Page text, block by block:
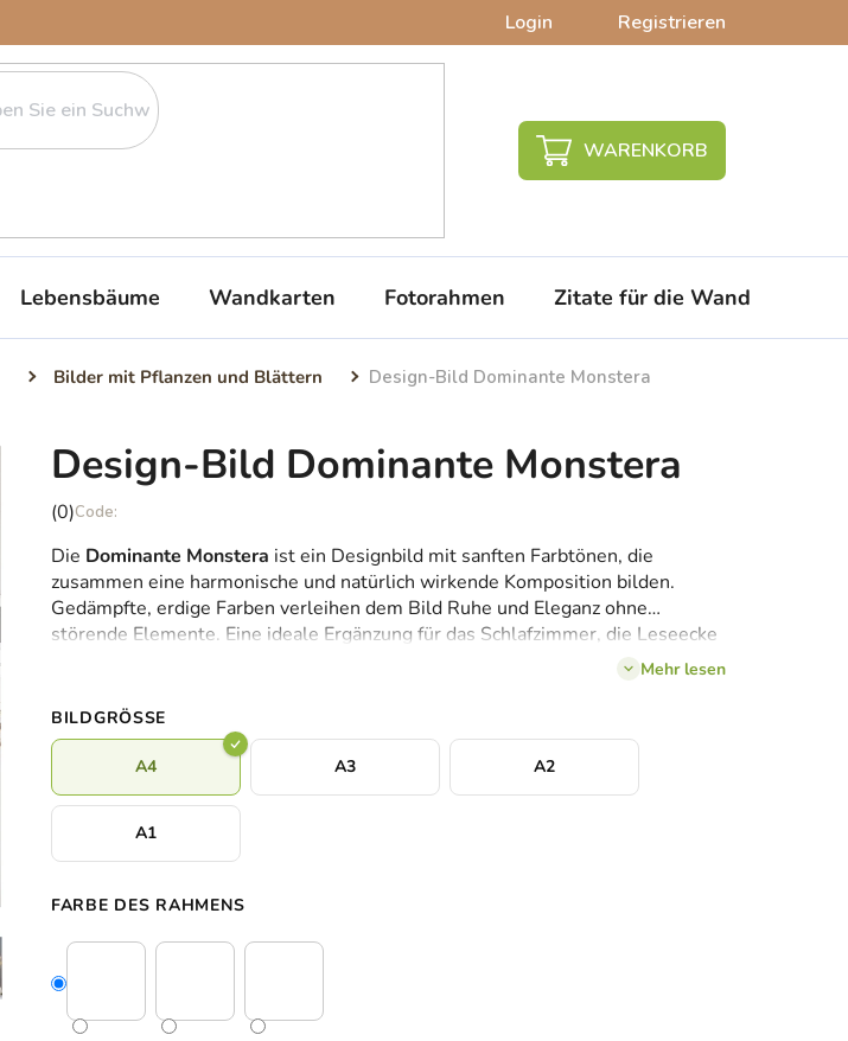
Login Registrieren
WARENKORB
Lebensbäume Wandkarten Fotorahmen Zitate für die Wand
Bilder mit Pflanzen und Blättern Design-Bild Dominante Monstera
Design-Bild Dominante Monstera
Die
Produktbewertung
ist
0,0
von
(0)
Die Dominante Monstera ist ein Designbild mit sanften Farbtönen, die
zusammen eine harmonische und natürlich wirkende Komposition bilden.
Gedämpfte, erdige Farben verleihen dem Bild Ruhe und Eleganz ohne
störende Elemente. Eine ideale Ergänzung für das Schlafzimmer, die Leseecke
Mehr lesen
BILDGRÖSSE
A4 A3 A2
A1
FARBE DES RAHMENS